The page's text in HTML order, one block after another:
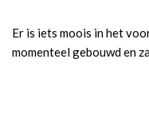
Er is iets moois in het
momenteel gebouwd en